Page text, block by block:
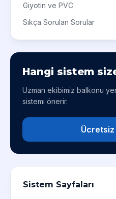
Giyotin ve PVC
Sıkça Sorulan Sorular
Hangi sistem
Uzman ekibimiz balkonu
sistemi önerir.
Sistem Sayfaları